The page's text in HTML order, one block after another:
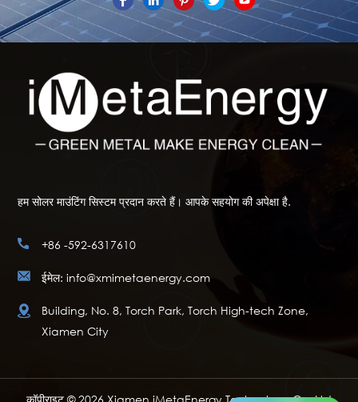
हम सोलर माउंटिंग सिस्टम प्रदान करते हैं। आपके सहयोग की अपेक्षा है.
+86 -592-6317610
ईमेल: info@xmimetaenergy.com
Building, No. 8, Torch Park, Torch High-tech Zone,
Xiamen City